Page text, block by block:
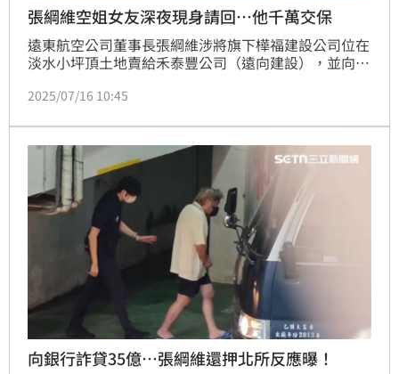
張綱維空姐女友深夜現身請回…他千萬交保
遠東航空公司董事長張綱維涉將旗下樺福建設公司位在
淡水小坪頂土地賣給禾泰豐公司（遠向建設），並向銀
樓」，銀行於2021年間將30億元款項列為呆帳而遭收
綱維及傳喚5名被告，同時傳訊張綱維的范姓空姐女友
為證人；訊後被無保請回。
2025/07/16 10:45
向銀行詐貸35億…張綱維還押北所反應曝！